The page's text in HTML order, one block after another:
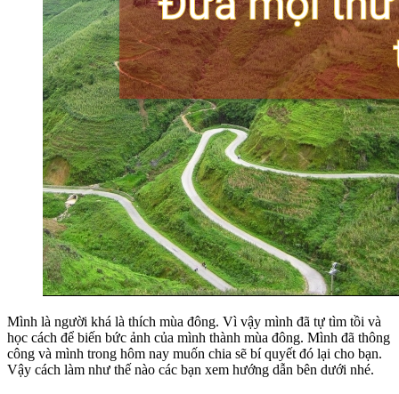
Mình là người khá là thích mùa đông. Vì vậy mình đã tự tìm tồi và
học cách để biến bức ảnh của mình thành mùa đông. Mình đã thông
công và mình trong hôm nay muốn chia sẽ bí quyết đó lại cho bạn.
Vậy cách làm như thế nào các bạn xem hướng dẫn bên dưới nhé.